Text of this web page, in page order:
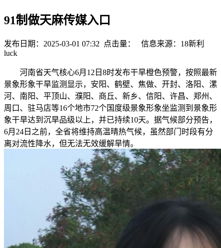
91制做天麻传媒入口
发布日期：2025-03-01 07:32 点击量：
信息来源：18新利
luck
河南省天气核心6月12日8时发布干旱橙色预警，按照最新
景象形象干旱监测显示，安阳、鹤壁、焦做、开封、洛阳、漯
河、南阳、平顶山、濮阳、商丘、新乡、信阳、许昌、郑州、
周口、驻马店等16个地市72个国度级景象形象坐监测到景象形
象干旱达到沉旱品级以上，并已持续10天。据气候部分预告，
6月24日之前，全省将维持高温晴热气候，虽然部门时段有分
离对流性降水，但无法无效缓解旱情。